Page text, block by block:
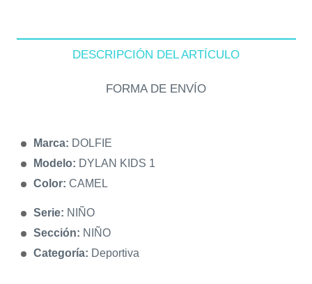
DESCRIPCIÓN DEL ARTÍCULO
FORMA DE ENVÍO
Marca: DOLFIE
Modelo: DYLAN KIDS 1
Color: CAMEL
Serie: NIÑO
Sección: NIÑO
Categoría: Deportiva